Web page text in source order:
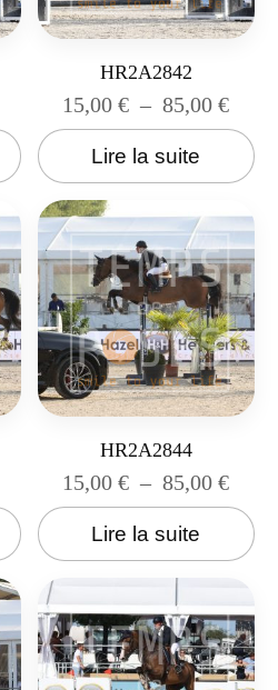
HR2A2842
15,00€ – 85,00€
Lire la suite
HR2A2844
15,00€ – 85,00€
Lire la suite